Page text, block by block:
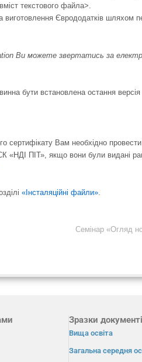
текстового файла>.
Єврододатків шляхом
Ви можете звертатись за
бути встановлена остання
сертифікату Вам необхідно
«НДІ ПІТ», якщо вони були видані
« Інсталяційні файли».
Cемінар «Огляд
Зразки
Вища освіта
Загальна середня